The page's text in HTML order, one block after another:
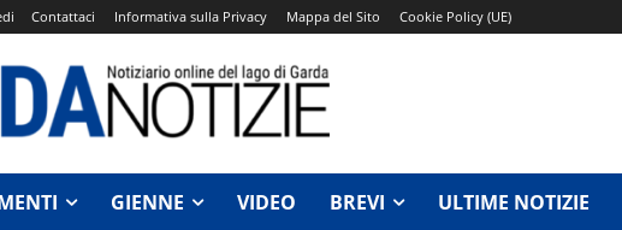
Contattaci Informativa sulla Privacy Mappa del Sito Cookie Policy (UE)
GIENNE VIDEO BREVI ULTIME NOTIZIE